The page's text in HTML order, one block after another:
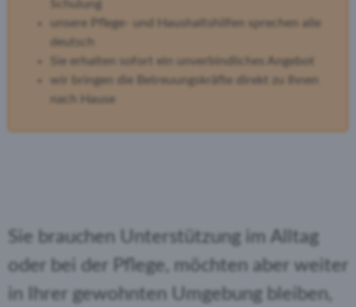
Schulung
unsere Pflege- und Haushaltshilfen sprechen alle
deutsch
Sie erhalten sofort ein unverbindliches Angebot
wir bringen die Betreuungskräfte direkt zu Ihnen
nach Hause
Sie brauchen Unterstützung im Alltag
oder bei der Pflege, möchten aber weiter
in Ihrer gewohnten Umgebung bleiben,